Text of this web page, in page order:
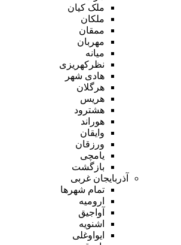
ملک کیان
ملکان
ممقان
مهربان
میانه
نظرکهریزی
هادی شهر
هرگلان
هریس
هشترود
هوراند
وایقان
ورزقان
یامچی
بازگشت
آذربایجان غربی
تمام شهر‌ها
ارومیه
آواجیق
اشنویه
ایواوغلی